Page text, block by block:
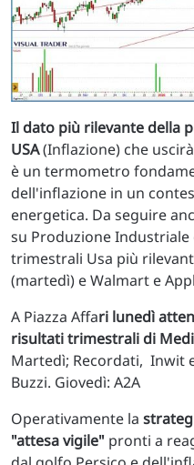
Il dato più rilevante della
USA(Inflazione) che
è un termometro
dell'inflazione in un
energetica. Da seguire
su Produzione Industriale
trimestrali Usa più
(martedì) e Walmart e
A Piazza Affari lunedì
risultati trimestrali di
Martedì; Recordati, Inwit
Buzzi. Giovedì: A2A
Operativamente la
"attesa vigile" pronti a